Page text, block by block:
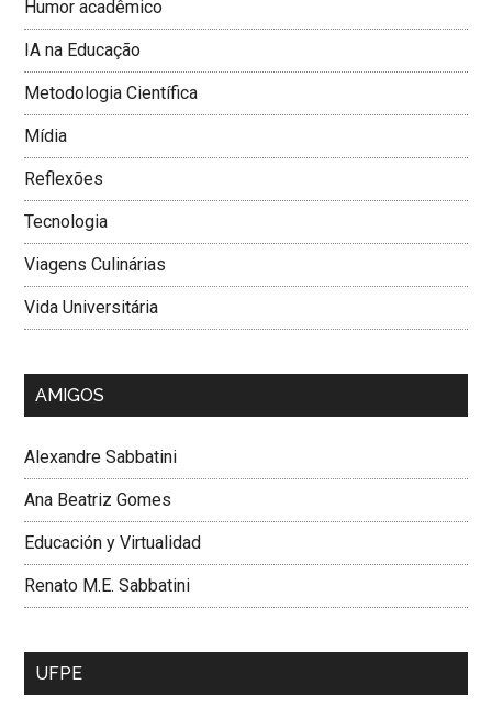
Humor acadêmico
IA na Educação
Metodologia Cientí­fica
Mí­dia
Reflexões
Tecnologia
Viagens Culinárias
Vida Universitária
AMIGOS
Alexandre Sabbatini
Ana Beatriz Gomes
Educación y Virtualidad
Renato M.E. Sabbatini
UFPE